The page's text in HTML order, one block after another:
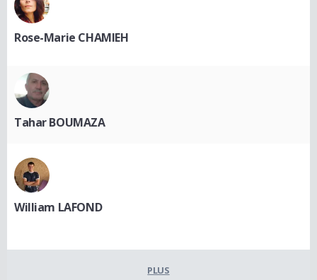
Rose-Marie CHAMIEH
Tahar BOUMAZA
William LAFOND
PLUS